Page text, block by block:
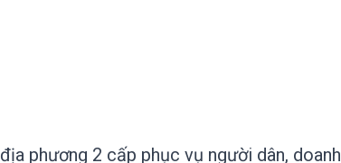
phương 2 cấp phục vụ người dân, doanh